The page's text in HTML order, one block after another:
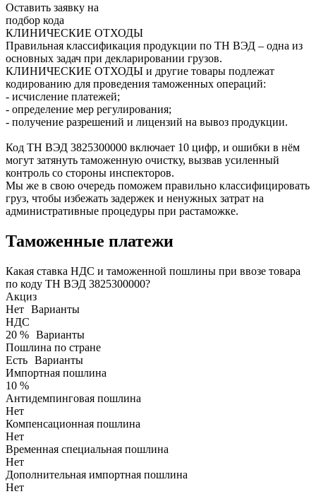
Оставить заявку на
подбор кода
КЛИНИЧЕСКИЕ ОТХОДЫ
Правильная классификация продукции по ТН ВЭД – одна из
основных задач при декларировании грузов.
КЛИНИЧЕСКИЕ ОТХОДЫ и другие товары подлежат
кодированию для проведения таможенных операций:
- исчисление платежей;
- определение мер регулирования;
- получение разрешений и лицензий на вывоз продукции.
Код ТН ВЭД 3825300000 включает 10 цифр, и ошибки в нём
могут затянуть таможенную очистку, вызвав усиленный
контроль со стороны инспекторов.
Мы же в свою очередь поможем правильно классифицировать
груз, чтобы избежать задержек и ненужных затрат на
административные процедуры при растаможке.
Таможенные платежи
Какая ставка НДС и таможенной пошлины при ввозе товара
по коду ТН ВЭД 3825300000?
Акциз
Нет Варианты
НДС
20 % Варианты
Пошлина по стране
Есть Варианты
Импортная пошлина
10 %
Антидемпинговая пошлина
Нет
Компенсационная пошлина
Нет
Временная специальная пошлина
Нет
Дополнительная импортная пошлина
Нет